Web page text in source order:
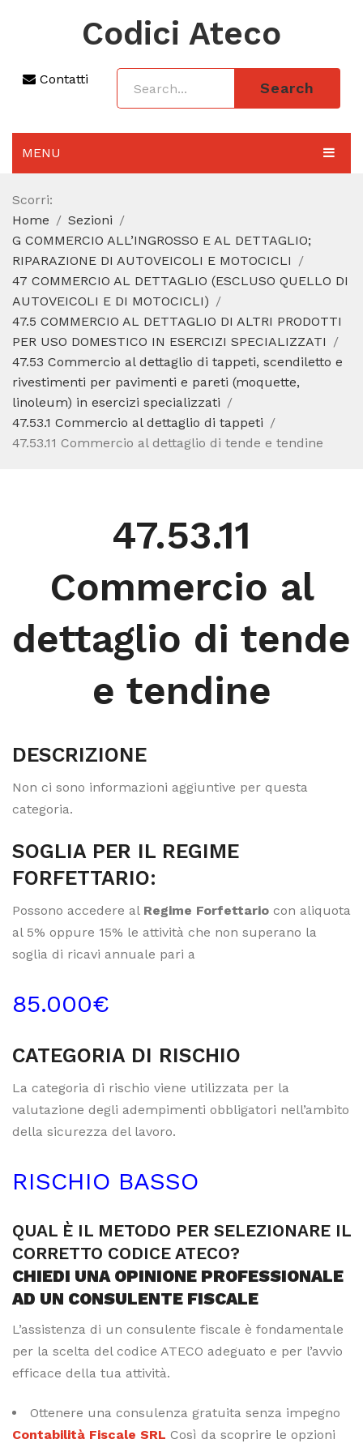
Codici Ateco
Contatti
Search
MENU
AGGIORNAMENTO 2025
SEZIONI
CODICE ATECO A COSA SERVE
CODICE FISCALE
Scorri:
Home
Sezioni
G COMMERCIO ALL’INGROSSO E AL DETTAGLIO;
RIPARAZIONE DI AUTOVEICOLI E MOTOCICLI
47 COMMERCIO AL DETTAGLIO (ESCLUSO QUELLO DI
AUTOVEICOLI E DI MOTOCICLI)
47.5 COMMERCIO AL DETTAGLIO DI ALTRI PRODOTTI
PER USO DOMESTICO IN ESERCIZI SPECIALIZZATI
47.53 Commercio al dettaglio di tappeti, scendiletto e
rivestimenti per pavimenti e pareti (moquette,
linoleum) in esercizi specializzati
47.53.1 Commercio al dettaglio di tappeti
47.53.11 Commercio al dettaglio di tende e tendine
47.53.11
Commercio al
dettaglio di tende
e tendine
DESCRIZIONE
Non ci sono informazioni aggiuntive per questa
categoria.
SOGLIA PER IL REGIME
FORFETTARIO:
Possono accedere al Regime Forfettario con aliquota
al 5% oppure 15% le attività che non superano la
soglia di ricavi annuale pari a
85.000€
CATEGORIA DI RISCHIO
La categoria di rischio viene utilizzata per la
valutazione degli adempimenti obbligatori nell’ambito
della sicurezza del lavoro.
RISCHIO BASSO
QUAL È IL METODO PER SELEZIONARE IL
CORRETTO CODICE ATECO?
CHIEDI UNA OPINIONE PROFESSIONALE
AD UN CONSULENTE FISCALE
L’assistenza di un consulente fiscale è fondamentale
per la scelta del codice ATECO adeguato e per l’avvio
efficace della tua attività.
Ottenere una consulenza gratuita senza impegno
Contabilità Fiscale SRL Così da scoprire le opzioni